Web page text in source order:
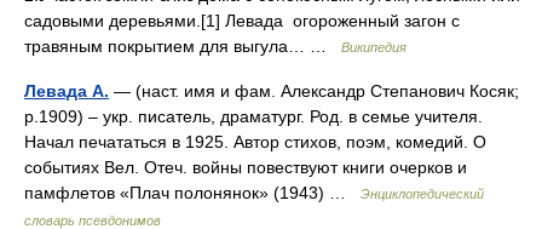
садовыми деревьями.[1] Левада огороженный загон с
травяным покрытием для выгула… …
Википедия
Левада А. — (наст. имя и фам. Александр Степанович Косяк;
р.1909) – укр. писатель, драматург. Род. в семье учителя.
Начал печататься в 1925. Автор стихов, поэм, комедий. О
событиях Вел. Отеч. войны повествуют книги очерков и
памфлетов «Плач полонянок» (1943) …
Энциклопедический
словарь псевдонимов